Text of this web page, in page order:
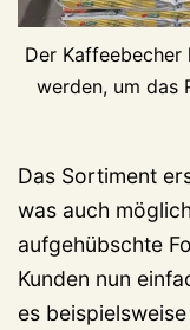
Der
werden, um das
Das Sortiment
was auch
aufgehübschte
Kunden nun
es